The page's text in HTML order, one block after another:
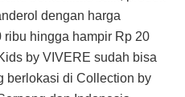
dengan harga
hingga hampir Rp 20
by VIVERE sudah bisa
berlokasi di Collection by